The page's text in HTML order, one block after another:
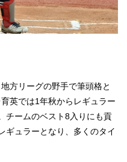
方リーグの野手で筆頭格と
英では1年秋からレギュラー
チームのベスト8入りにも貢
ギュラーとなり、多くのタイ